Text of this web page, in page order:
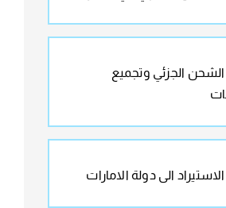
الجزئي وتجميع
الى دولة الامارات